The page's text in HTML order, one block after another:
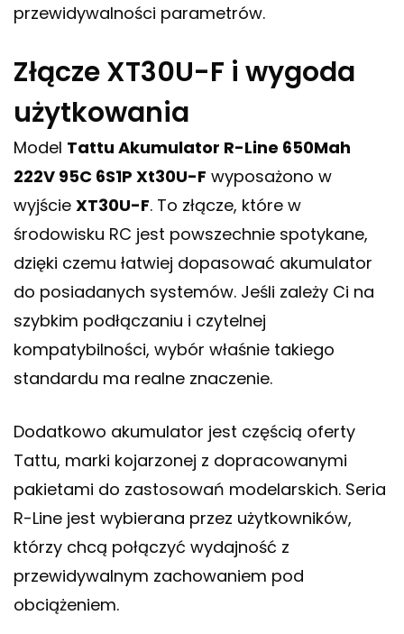
przewidywalności parametrów.
Złącze XT30U-F i wygoda
użytkowania
Model Tattu Akumulator R-Line 650Mah
222V 95C 6S1P Xt30U-F wyposażono w
wyjście XT30U-F. To złącze, które w
środowisku RC jest powszechnie spotykane,
dzięki czemu łatwiej dopasować akumulator
do posiadanych systemów. Jeśli zależy Ci na
szybkim podłączaniu i czytelnej
kompatybilności, wybór właśnie takiego
standardu ma realne znaczenie.
Dodatkowo akumulator jest częścią oferty
Tattu, marki kojarzonej z dopracowanymi
pakietami do zastosowań modelarskich. Seria
R-Line jest wybierana przez użytkowników,
którzy chcą połączyć wydajność z
przewidywalnym zachowaniem pod
obciążeniem.